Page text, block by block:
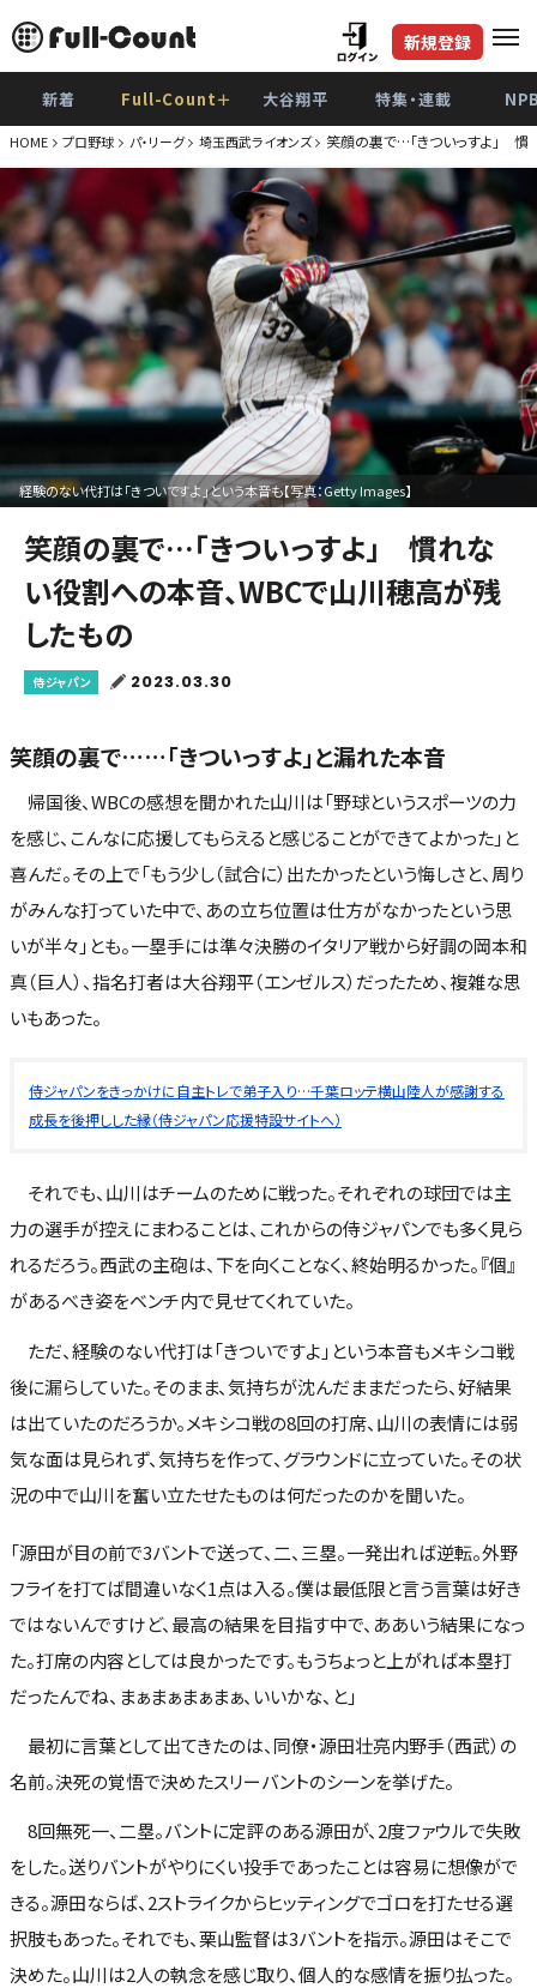
新規登録
新着 Full-Count＋ 大谷翔平 特集・連載
HOME プロ野球 パ・リーグ 埼玉西武ライオンズ 笑顔の裏で…「きついっすよ」
経験のない代打は「きついですよ」という本音も【写真：Getty Images】
笑顔の裏で…「きついっすよ」 慣れな
い役割への本音、WBCで山川穂高が残
したもの
侍ジャパン 2023.03.30
笑顔の裏で……「きついっすよ」と漏れた本音
帰国後、WBCの感想を聞かれた山川は「野球というスポーツの力
を感じ、こんなに応援してもらえると感じることができてよかった」と
喜んだ。その上で「もう少し（試合に）出たかったという悔しさと、周り
がみんな打っていた中で、あの立ち位置は仕方がなかったという思
いが半々」とも。一塁手には準々決勝のイタリア戦から好調の岡本和
真（巨人）、指名打者は大谷翔平（エンゼルス）だったため、複雑な思
いもあった。
侍ジャパンをきっかけに自主トレで弟子入り…千葉ロッテ横山陸人が感謝する
成長を後押しした縁（侍ジャパン応援特設サイトへ）
それでも、山川はチームのために戦った。それぞれの球団では主
力の選手が控えにまわることは、これからの侍ジャパンでも多く見ら
れるだろう。西武の主砲は、下を向くことなく、終始明るかった。『個』
があるべき姿をベンチ内で見せてくれていた。
ただ、経験のない代打は「きついですよ」という本音もメキシコ戦
後に漏らしていた。そのまま、気持ちが沈んだままだったら、好結果
は出ていたのだろうか。メキシコ戦の8回の打席、山川の表情には弱
気な面は見られず、気持ちを作って、グラウンドに立っていた。その状
況の中で山川を奮い立たせたものは何だったのかを聞いた。
「源田が目の前で3バントで送って、二、三塁。一発出れば逆転。外野
フライを打てば間違いなく1点は入る。僕は最低限と言う言葉は好き
ではないんですけど、最高の結果を目指す中で、ああいう結果になっ
た。打席の内容としては良かったです。もうちょっと上がれば本塁打
だったんでね、まぁまぁまぁまぁ、いいかな、と」
最初に言葉として出てきたのは、同僚・源田壮亮内野手（西武）の
名前。決死の覚悟で決めたスリーバントのシーンを挙げた。
8回無死一、二塁。バントに定評のある源田が、2度ファウルで失敗
をした。送りバントがやりにくい投手であったことは容易に想像がで
きる。源田ならば、2ストライクからヒッティングでゴロを打たせる選
択肢もあった。それでも、栗山監督は3バントを指示。源田はそこで
決めた。山川は2人の執念を感じ取り、個人的な感情を振り払った。